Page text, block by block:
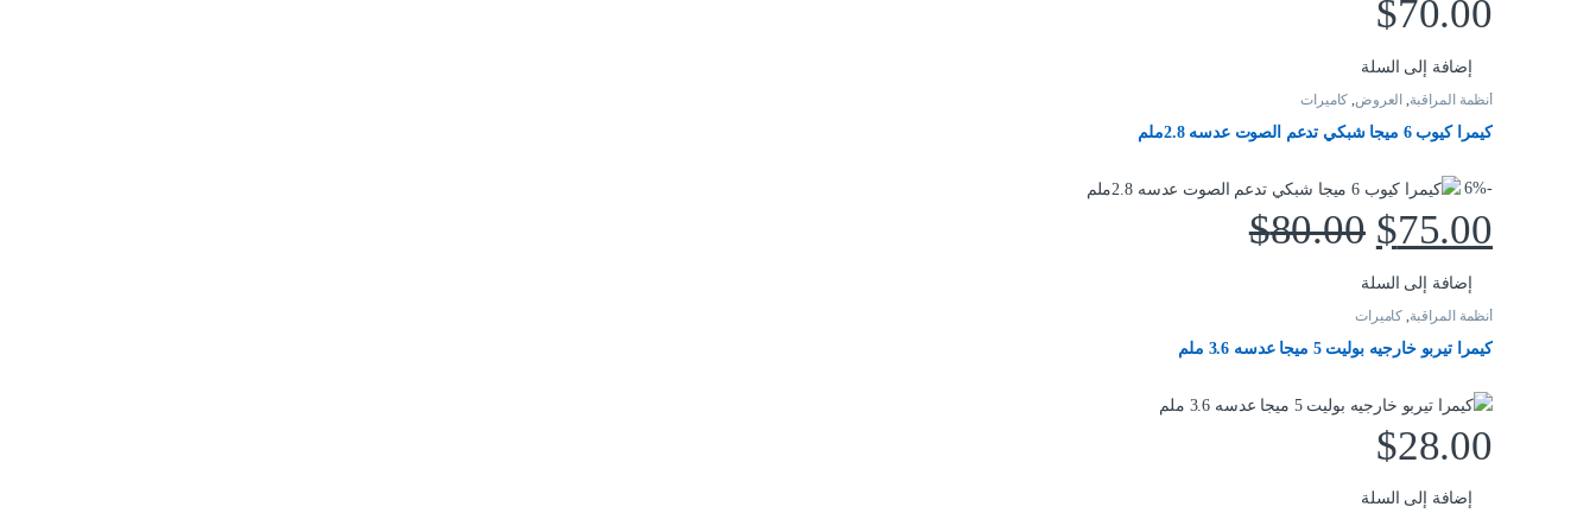
$70.00
إضافة إلى السلة
أنظمة المراقبة, العروض, كاميرات
كيمرا كيوب 6 ميجا شبكي تدعم الصوت عدسه 2.8ملم
-
6%
$75.00
$80.00
إضافة إلى السلة
أنظمة المراقبة, كاميرات
كيمرا تيربو خارجيه بوليت 5 ميجا عدسه 3.6 ملم
$28.00
إضافة إلى السلة